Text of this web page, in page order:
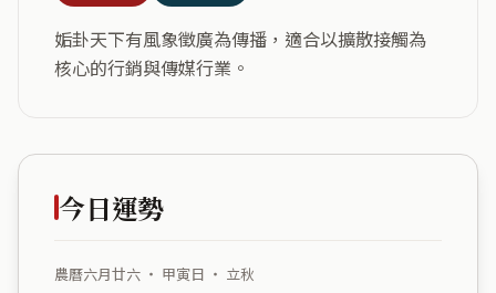
姤卦天下有風象徵廣為傳播，適合以擴散接觸為
核心的行銷與傳媒行業。
今日運勢
農曆六月廿六 ・ 甲寅日 ・ 立秋